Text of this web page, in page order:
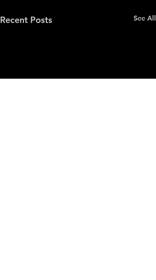
Recent Posts See All